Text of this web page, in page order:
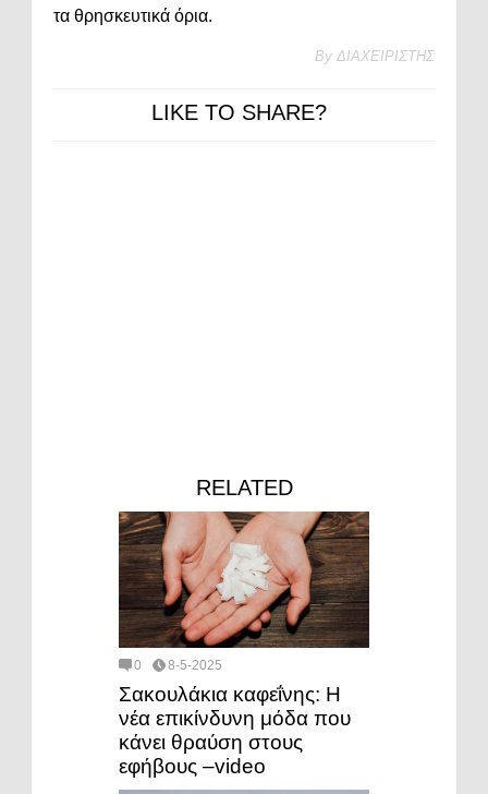
τα θρησκευτικά όρια.
By ΔΙΑΧΕΙΡΙΣΤΗΣ
LIKE TO SHARE?
RELATED
0 8-5-2025
Σακουλάκια καφεΐνης: H
νέα επικίνδυνη μόδα που
κάνει θραύση στους
εφήβους –video